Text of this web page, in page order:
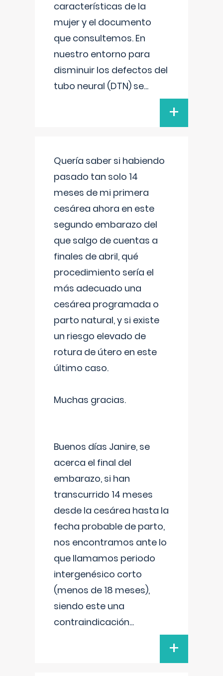
características de la
mujer y el documento
que consultemos. En
nuestro entorno para
disminuir los defectos del
tubo neural (DTN) se...
+
Quería saber si habiendo
pasado tan solo 14
meses de mi primera
cesárea ahora en este
segundo embarazo del
que salgo de cuentas a
finales de abril, qué
procedimiento sería el
más adecuado una
cesárea programada o
parto natural, y si existe
un riesgo elevado de
rotura de útero en este
último caso.
Muchas gracias.
Buenos días Janire, se
acerca el final del
embarazo, si han
transcurrido 14 meses
desde la cesárea hasta la
fecha probable de parto,
nos encontramos ante lo
que llamamos periodo
intergenésico corto
(menos de 18 meses),
siendo este una
contraindicación...
+